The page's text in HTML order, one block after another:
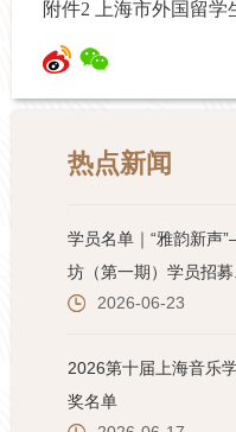
附件2 上海市外国留学
热点新闻